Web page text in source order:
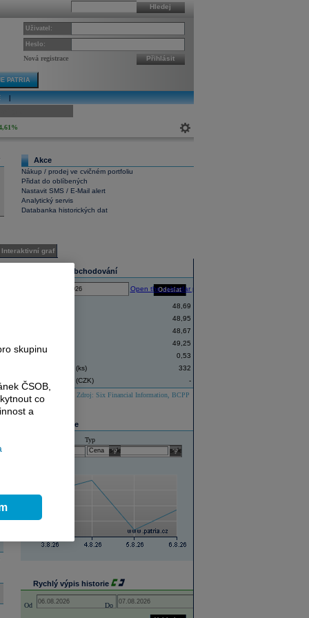
Hledej
Uživatel:
Heslo:
Nová registrace Přihlásit
PATRIA
Akce
Nákup / prodej ve cvičném portfoliu
Přidat do oblíbených
Nastavit SMS / E-Mail alert
Analytický servis
Databanka historických dat
Interaktivní graf
Statistika obchodování
Open the calendar popup.
Odeslat
48,69
48,95
48,67
49,25
Změna ceny (%)
0,53
Objem obchodů (ks)
332
Objem obchodů (CZK)
-
Zdroj: Six Financial Information, BCPP
Graf historie
select
Typ
select
Rychlý výpis historie
Od
Open the calendar popup.
Do
skupinu
ČSOB,
co
a